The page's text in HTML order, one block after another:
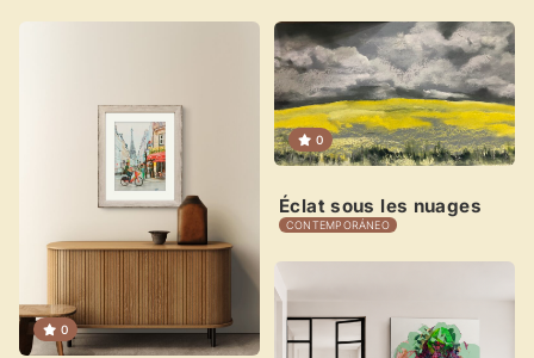
0
0
Éclat sous les nuages
CONTEMPORÁNEO
×
Novedad: Tu Panel de Usuario
estrena su nuevo
centro de control para gestionar todo tu arte.
Publica y gestiona tus obras